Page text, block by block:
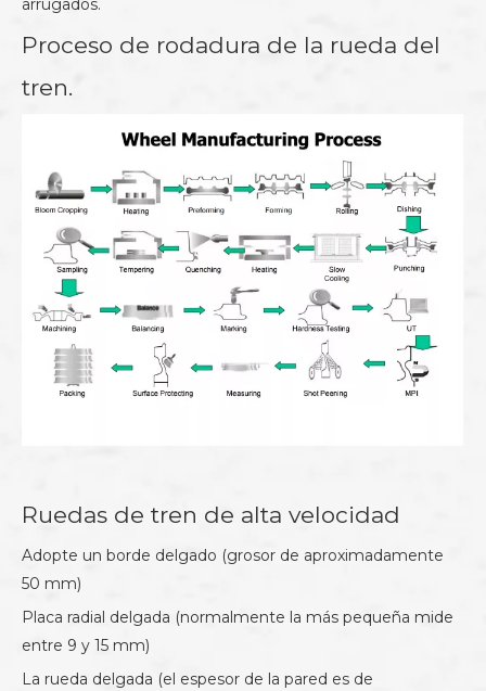
arrugados.
Proceso de rodadura de la rueda del
tren.
Ruedas de tren de alta velocidad
Adopte un borde delgado (grosor de aproximadamente
50 mm)
Placa radial delgada (normalmente la más pequeña mide
entre 9 y 15 mm)
La rueda delgada (el espesor de la pared es de